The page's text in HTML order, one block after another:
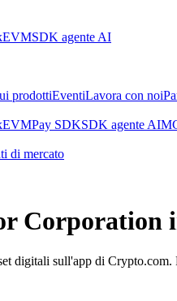
SDK agente AI
prodottiEventiLavora con noi
Pay SDKSDK agente AI
di mercato
Corporation
digitali sull'app di